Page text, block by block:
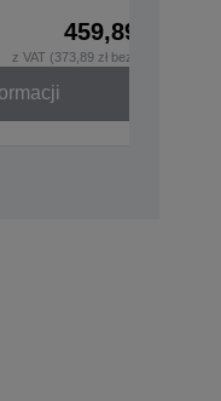
459,89 zł
z VAT (373,89 zł bez VAT)